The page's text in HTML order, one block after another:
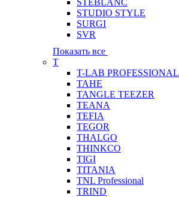
STEBLANC
STUDIO STYLE
SURGI
SVR
Показать все
T
T-LAB PROFESSIONAL
TAHE
TANGLE TEEZER
TEANA
TEFIA
TEGOR
THALGO
THINKCO
TIGI
TITANIA
TNL Professional
TRIND